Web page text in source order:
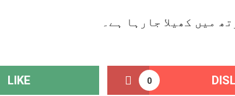
LIKE 0